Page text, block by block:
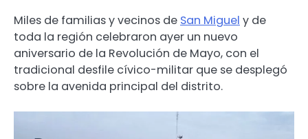
Miles de familias y vecinos de San Miguel y de
toda la región celebraron ayer un nuevo
aniversario de la Revolución de Mayo, con el
tradicional desfile cívico-militar que se desplegó
sobre la avenida principal del distrito.